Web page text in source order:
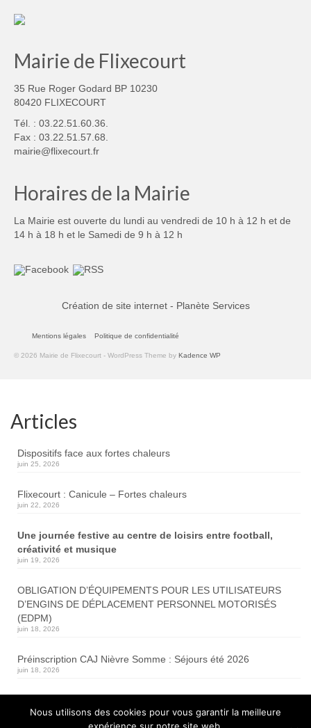
Mairie de Flixecourt
35 Rue Roger Godard BP 10230
80420 FLIXECOURT
Tél. : 03.22.51.60.36.
Fax : 03.22.51.57.68.
mairie@flixecourt.fr
Horaires de la Mairie
La Mairie est ouverte du lundi au vendredi de 10 h à 12 h et de
14 h à 18 h et le Samedi de 9 h à 12 h
Création de site internet - Planète Services
Mentions légales Politique de confidentialité
© 2026 Mairie de Flixecourt - WordPress Theme by Kadence WP
Nous utilisons des cookies pour vous garantir la meilleure
Articles
Dispositifs face aux fortes chaleurs
juin 25, 2026
Flixecourt : Canicule – Fortes chaleurs
juin 22, 2026
Une journée festive au centre de loisirs entre football,
créativité et musique
juin 19, 2026
OBLIGATION D’ÉQUIPEMENTS POUR LES UTILISATEURS
D’ENGINS DE DÉPLACEMENT PERSONNEL MOTORISÉS
(EDPM)
juin 18, 2026
Préinscription CAJ Nièvre Somme : Séjours été 2026
juin 18, 2026
RD1001